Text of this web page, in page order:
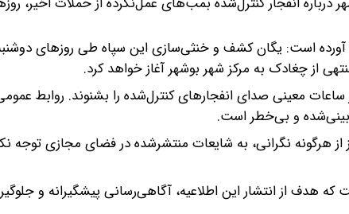
آورده است: یگان کشف و خنثی‌سازی این سپاه طی روزهای
معینی صدای انفجارهای کنترل‌شده را بشنوند. روابط
و بی‌خطر است.
نگرانی، به شایعات منتشرشده در فضای مجازی توجه
هدف از انتشار این اطلاعیه، آگاهی‌رسانی پیشگیرانه و